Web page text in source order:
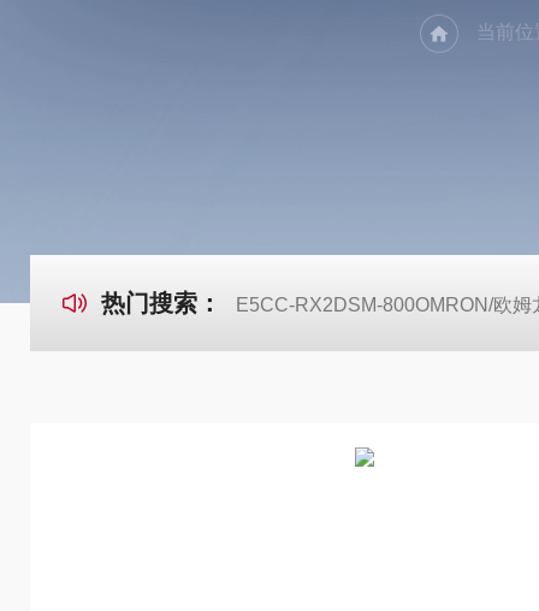
当前位
热门搜索： E5CC-RX2DSM-800OMRON/欧